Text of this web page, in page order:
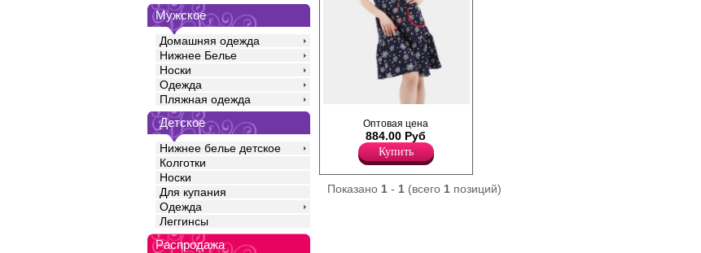
Мужское
Домашняя одежда
Нижнее Белье
Носки
Одежда
Пляжная одежда
Детское
Нижнее белье детское
Колготки
Носки
Для купания
Одежда
Леггинсы
Распродажа
Халат женский всесезонный, из
трикотажного хлопкового полотна, прямой,
средней длины, приталенного силуэта, с
короткими втачными рукавами, U-
образным вырезом горловины,
центральной застежкой на пуговки,
накладными кармашками, сзади на
завязках. Модель предназначена для
повседневной носки дома. Удобный
хлопка комфортна и приятна для кожи,
Оптовая цена
884.00 Руб
Купить
Показано 1- 1(всего 1позиций)